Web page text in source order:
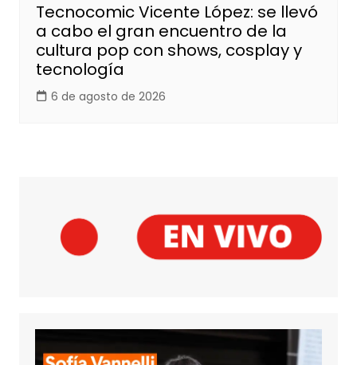
Tecnocomic Vicente López: se llevó
a cabo el gran encuentro de la
cultura pop con shows, cosplay y
tecnología
6 de agosto de 2026